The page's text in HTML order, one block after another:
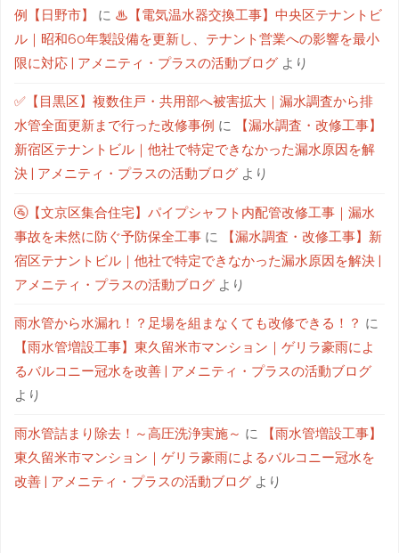
例【日野市】
に ♨【電気温水器交換工事】中央区テナントビ
ル｜昭和60年製設備を更新し、テナント営業への影響を最小
限に対応 | アメニティ・プラスの活動ブログ より
✅【目黒区】複数住戸・共用部へ被害拡大｜漏水調査から排
水管全面更新まで行った改修事例 に
【漏水調査・改修工事】
新宿区テナントビル｜他社で特定できなかった漏水原因を解
決 | アメニティ・プラスの活動ブログ より
🚰【文京区集合住宅】パイプシャフト内配管改修工事｜漏水
事故を未然に防ぐ予防保全工事 に
【漏水調査・改修工事】新
宿区テナントビル｜他社で特定できなかった漏水原因を解決 |
アメニティ・プラスの活動ブログ より
雨水管から水漏れ！？足場を組まなくても改修できる！？ に
【雨水管増設工事】東久留米市マンション｜ゲリラ豪雨によ
るバルコニー冠水を改善 | アメニティ・プラスの活動ブログ
より
雨水管詰まり除去！～高圧洗浄実施～ に
【雨水管増設工事】
東久留米市マンション｜ゲリラ豪雨によるバルコニー冠水を
改善 | アメニティ・プラスの活動ブログ より